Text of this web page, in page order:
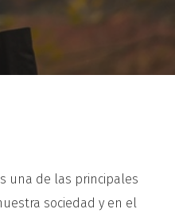
una de las principales
sociedad y en el